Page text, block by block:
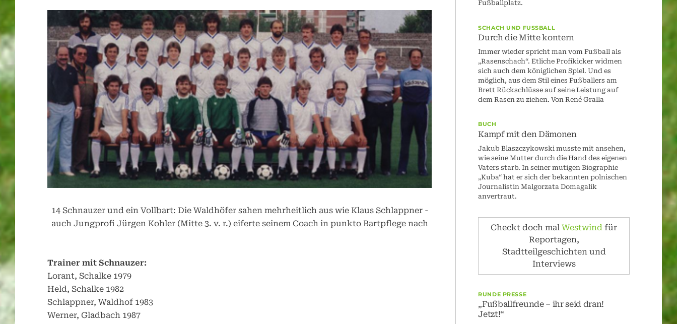
14 Schnauzer und ein Vollbart: Die Waldhöfer sahen mehrheitlich aus wie Klaus Schlappner -
auch Jungprofi Jürgen Kohler (Mitte 3. v. r.) eiferte seinem Coach in punkto Bartpflege nach
Trainer mit Schnauzer:
Lorant, Schalke 1979
Held, Schalke 1982
Schlappner, Waldhof 1983
Werner, Gladbach 1987
Fußballplatz.
SCHACH UND FUSSBALL
Durch die Mitte kontern
Immer wieder spricht man vom Fußball als
„Rasenschach“. Etliche Profikicker widmen
sich auch dem königlichen Spiel. Und es
möglich, aus dem Stil eines Fußballers am
Brett Rückschlüsse auf seine Leistung auf
dem Rasen zu ziehen. Von René Gralla
BUCH
Kampf mit den Dämonen
Jakub Blaszczykowski musste mit ansehen,
wie seine Mutter durch die Hand des eigenen
Vaters starb. In seiner mutigen Biographie
„Kuba“ hat er sich der bekannten polnischen
Journalistin Malgorzata Domagalik
anvertraut.
Checkt doch malWestwind für
Reportagen,
Stadtteilgeschichten und
Interviews
RUNDE PRESSE
„Fußballfreunde – ihr seid dran!
Jetzt!“